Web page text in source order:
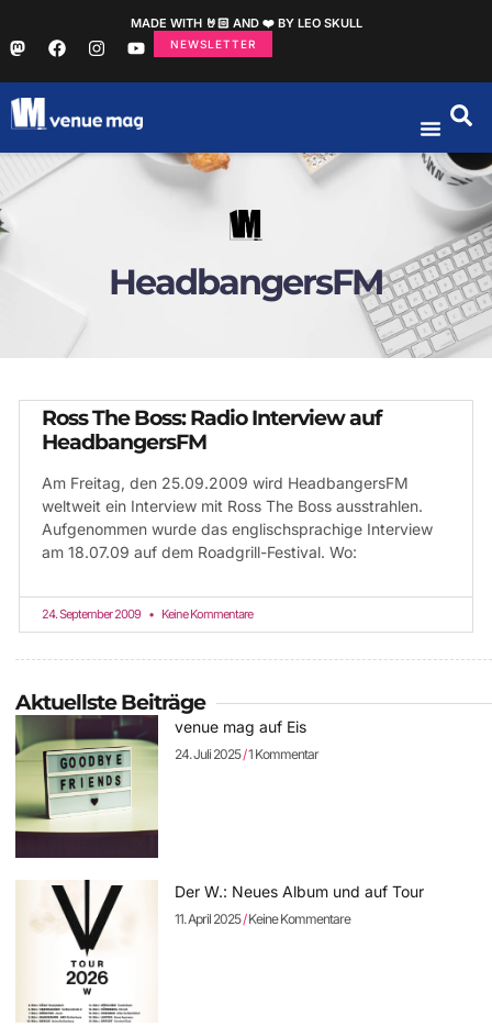
MADE WITH 🤘🏻 AND ❤️ BY LEO SKULL
NEWSLETTER
HeadbangersFM
Ross The Boss: Radio Interview auf
HeadbangersFM
Am Freitag, den 25.09.2009 wird HeadbangersFM
weltweit ein Interview mit Ross The Boss ausstrahlen.
Aufgenommen wurde das englischsprachige Interview
am 18.07.09 auf dem Roadgrill-Festival. Wo:
24. September 2009 Keine Kommentare
Aktuellste Beiträge
venue mag auf Eis
24. Juli 2025 1 Kommentar
Der W.: Neues Album und auf Tour
11. April 2025 Keine Kommentare